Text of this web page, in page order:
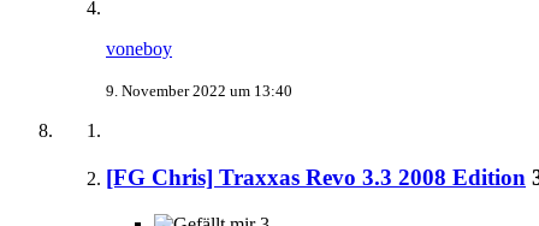
voneboy
9. November 2022 um 13:40
[FG Chris] Traxxas Revo 3.3 2008 Edition